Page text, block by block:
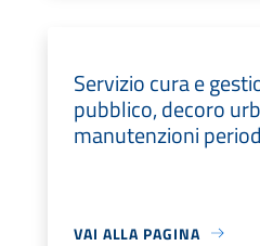
Servizio cura e
pubblico, decoro
manutenzioni
VAI ALLA PAGINA